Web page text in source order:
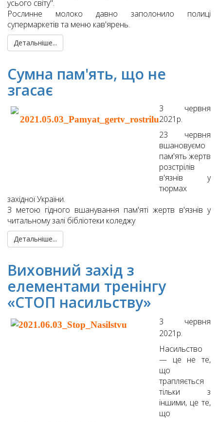
усього світу".
Рослинне молоко давно заполонило полиці
супермаркетів та меню кав'ярень.
Детальніше...
Сумна пам'ять, що не
згасає
3 червня
2021р.
23 червня
вшановуємо
пам'ять жертв
розстрілів
в'язнів у
тюрмах
західної України.
З метою гідного вшанування пам'яті жертв в'язнів у
читальному залі бібліотеки коледжу
Детальніше...
Виховний захід з
елементами тренінгу
«СТОП насильству»
3 червня
2021р.
Насильство
— це не те,
що
трапляється
тільки з
іншими, це те,
що